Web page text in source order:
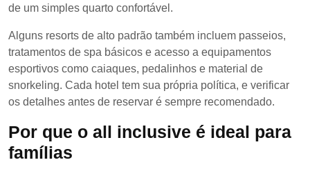
de um simples quarto confortável.
Alguns resorts de alto padrão também incluem passeios,
tratamentos de spa básicos e acesso a equipamentos
esportivos como caiaques, pedalinhos e material de
snorkeling. Cada hotel tem sua própria política, e verificar
os detalhes antes de reservar é sempre recomendado.
Por que o all inclusive é ideal para
famílias